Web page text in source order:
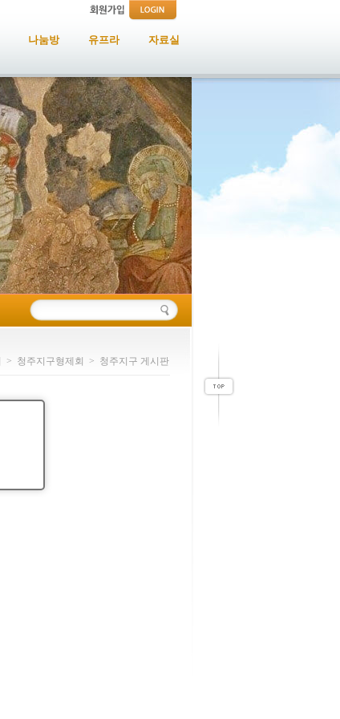
나눔방 유프라 자료실
> 청주지구형제회 > 청주지구 게시판